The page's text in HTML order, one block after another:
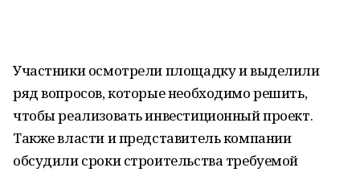
Участники осмотрели площадку и выделили
ряд вопросов, которые необходимо решить,
чтобы реализовать инвестиционный проект.
Также власти и представитель компании
обсудили сроки строительства требуемой